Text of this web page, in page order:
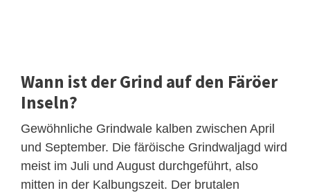
Wann ist der Grind auf den Färöer
Inseln?
Gewöhnliche Grindwale kalben zwischen April
und September. Die färöische Grindwaljagd wird
meist im Juli und August durchgeführt, also
mitten in der Kalbungszeit. Der brutalen